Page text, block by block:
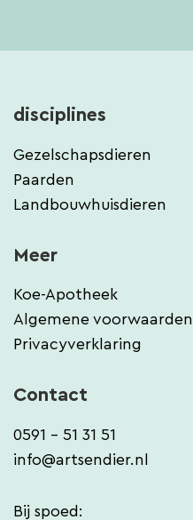
disciplines
Gezelschapsdieren
Paarden
Landbouwhuisdieren
Meer
Koe-Apotheek
Algemene voorwaarden
Privacyverklaring
Contact
0591 - 51 31 51
info@artsendier.nl
Bij spoed: